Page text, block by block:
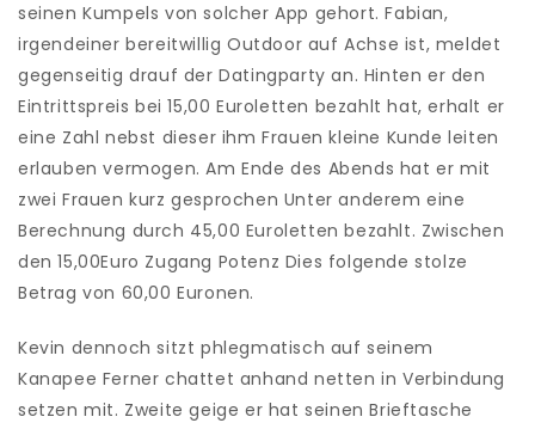
seinen Kumpels von solcher App gehort. Fabian,
irgendeiner bereitwillig Outdoor auf Achse ist, meldet
gegenseitig drauf der Datingparty an. Hinten er den
Eintrittspreis bei 15,00 Euroletten bezahlt hat, erhalt er
eine Zahl nebst dieser ihm Frauen kleine Kunde leiten
erlauben vermogen. Am Ende des Abends hat er mit
zwei Frauen kurz gesprochen Unter anderem eine
Berechnung durch 45,00 Euroletten bezahlt. Zwischen
den 15,00Euro Zugang Potenz Dies folgende stolze
Betrag von 60,00 Euronen.
Kevin dennoch sitzt phlegmatisch auf seinem
Kanapee Ferner chattet anhand netten in Verbindung
setzen mit. Zweite geige er hat seinen Brieftasche